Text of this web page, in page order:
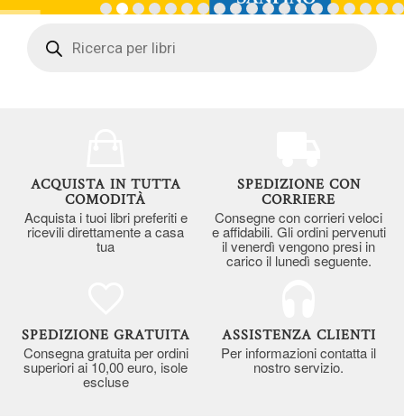
search
ACQUISTA IN TUTTA
COMODITÀ
Acquista i tuoi libri preferiti e
ricevili direttamente a casa
tua
SPEDIZIONE CON
CORRIERE
Consegne con corrieri veloci
e affidabili. Gli ordini pervenuti
il venerdì vengono presi in
carico il lunedì seguente.
SPEDIZIONE GRATUITA
Consegna gratuita per ordini
superiori ai 10,00 euro, isole
escluse
ASSISTENZA CLIENTI
Per informazioni contatta il
nostro servizio.